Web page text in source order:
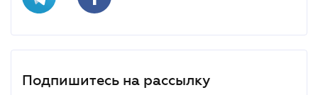
Подпишитесь на рассылку